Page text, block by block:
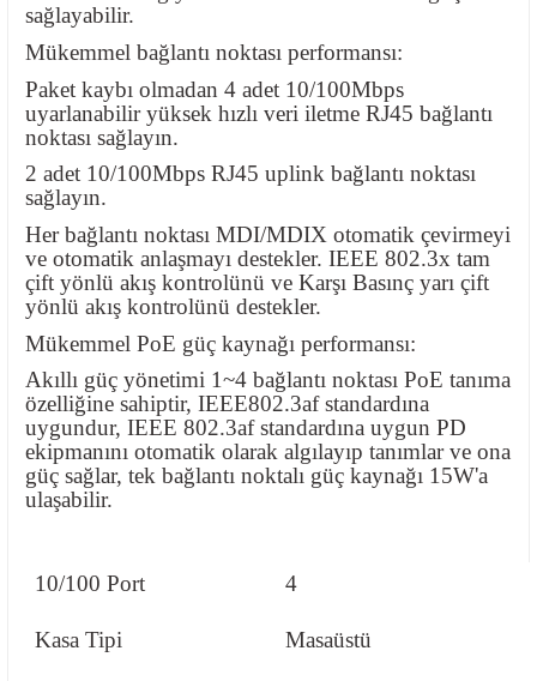
sağlayabilir.
Mükemmel bağlantı noktası performansı:
Paket kaybı olmadan 4 adet 10/100Mbps
uyarlanabilir yüksek hızlı veri iletme RJ45 bağlantı
noktası sağlayın.
2 adet 10/100Mbps RJ45 uplink bağlantı noktası
sağlayın.
Her bağlantı noktası MDI/MDIX otomatik çevirmeyi
ve otomatik anlaşmayı destekler. IEEE 802.3x tam
çift yönlü akış kontrolünü ve Karşı Basınç yarı çift
yönlü akış kontrolünü destekler.
Mükemmel PoE güç kaynağı performansı:
Akıllı güç yönetimi 1~4 bağlantı noktası PoE tanıma
özelliğine sahiptir, IEEE802.3af standardına
uygundur, IEEE 802.3af standardına uygun PD
ekipmanını otomatik olarak algılayıp tanımlar ve ona
güç sağlar, tek bağlantı noktalı güç kaynağı 15W'a
ulaşabilir.
10/100 Port 4
Kasa Tipi Masaüstü